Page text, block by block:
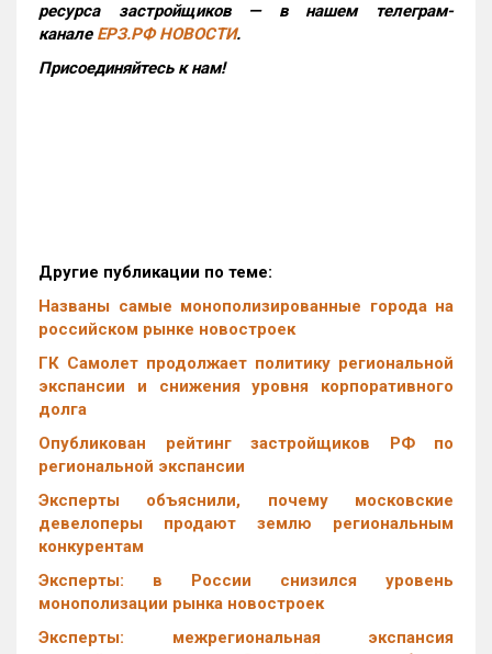
ресурса застройщиков — в нашем телеграм-
канале ЕРЗ.РФ НОВОСТИ.
Присоединяйтесь к нам!
Другие публикации по теме:
Названы самые монополизированные города на
российском рынке новостроек
ГК Самолет продолжает политику региональной
экспансии и снижения уровня корпоративного
долга
Опубликован рейтинг застройщиков РФ по
региональной экспансии
Эксперты объяснили, почему московские
девелоперы продают землю региональным
конкурентам
Эксперты: в России снизился уровень
монополизации рынка новостроек
Эксперты: межрегиональная экспансия